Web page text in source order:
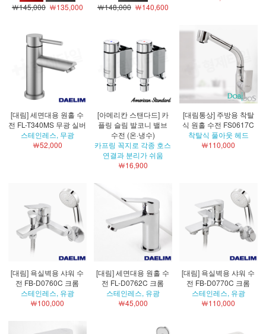
￦145,000￦135,000 ￦148,000￦140,600
[대림] 세면대용 원홀 수
전 FL-T340MS 무광 실버
스테인레스, 무광
￦52,000
[아메리칸 스탠다드] 카
플링 슬림 발코니 밸브
수전 (온·냉수)
카프링 꼭지로 각종 호스
연결과 분리가 쉬움
￦16,900
[대림통상] 주방용 착탈
식 원홀 수전 FS0617C
착탈식 풀아웃 헤드
￦110,000
[대림] 욕실벽용 샤워 수
전 FB-D0760C 크롬
스테인레스, 유광
￦100,000
[대림] 세면대용 원홀 수
전 FL-D0762C 크롬
스테인레스, 유광
￦45,000
[대림] 욕실벽용 샤워 수
전 FB-D0770C 크롬
스테인레스, 유광
￦110,000